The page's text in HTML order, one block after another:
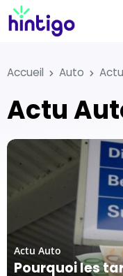
Accueil Auto
Actu
Pourquoi les
Actu Auto